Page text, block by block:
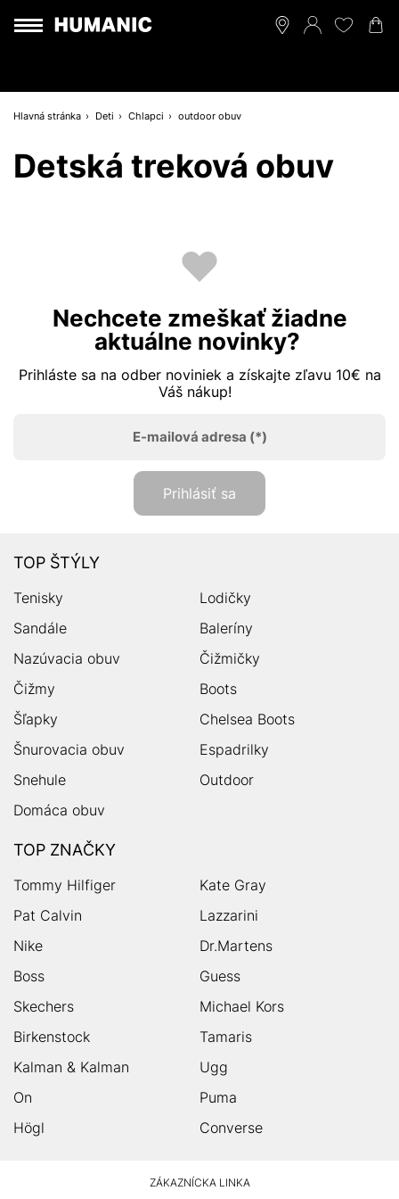
Hlavná stránka Deti Chlapci outdoor obuv
Detská treková obuv
Nechcete zmeškať žiadne
aktuálne novinky?
Prihláste sa na odber noviniek a získajte zľavu 10€ na
Váš nákup!
E-mailová adresa (*)
Prihlásiť sa
TOP ŠTÝLY
Tenisky
Lodičky
Sandále
Baleríny
Nazúvacia obuv
Čižmičky
Čižmy
Boots
Šľapky
Chelsea Boots
Šnurovacia obuv
Espadrilky
Snehule
Outdoor
Domáca obuv
TOP ZNAČKY
Tommy Hilfiger
Kate Gray
Pat Calvin
Lazzarini
Nike
Dr.Martens
Boss
Guess
Skechers
Michael Kors
Birkenstock
Tamaris
Kalman & Kalman
Ugg
On
Puma
Högl
Converse
ZÁKAZNÍCKA LINKA